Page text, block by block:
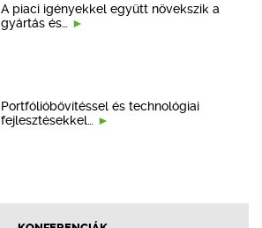
A piaci igényekkel együtt növekszik a
gyártás és…
Portfólióbővítéssel és technológiai
fejlesztésekkel…